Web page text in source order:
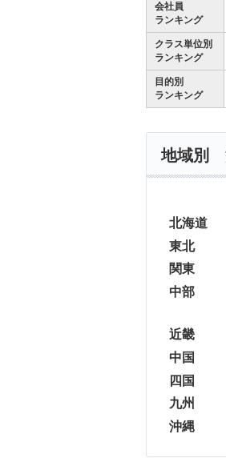
会社員
ランキング
クラス単位別
ランキング
目的別
ランキング
地域別
北海道
東北
関東
中部
近畿
中国
四国
九州
沖縄